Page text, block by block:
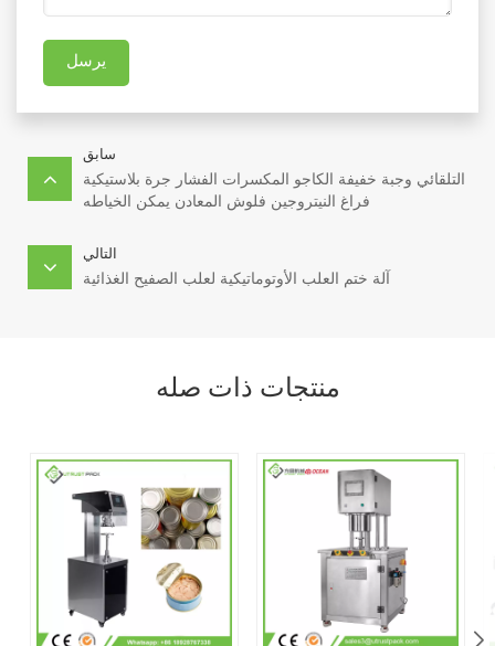
يرسل
سابق
التلقائي وجبة خفيفة الكاجو المكسرات الفشار جرة بلاستيكية
فراغ النيتروجين فلوش المعادن يمكن الخياطه
التالي
آلة ختم العلب الأوتوماتيكية لعلب الصفيح الغذائية
منتجات ذات صله